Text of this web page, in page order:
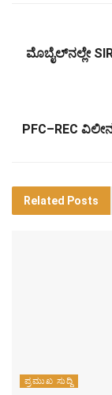
ಮೊಬೈಲ್‌ನಲ್ಲೇ
PFC–REC
Related Posts
ಪ್ರಮುಖ ಸುದ್ದಿ